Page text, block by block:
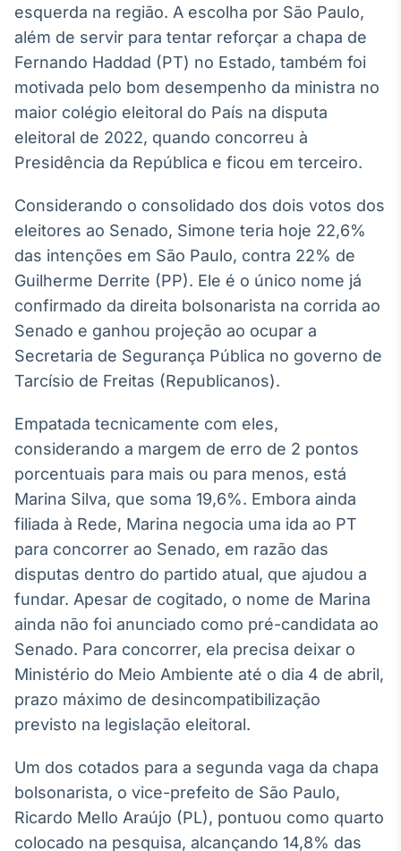
dados
Broadcast
Ticker
Cotações e
headlines de
notícias
Widgets
Componentes
para conteúdos e
funcionalidades
Broadcast
Wallboard
Conteúdos e
dados para
Curadoria
Curadoria de
conteúdos
Soluções de
Tecnologia
Broadcast
Radar
Monitoramento
inteligente de
notícias e
conteúdos
Fundos
plataforma para
analisar fundos
de investimento
no Brasil
esquerda na região. A escolha por São Paulo,
além de servir para tentar reforçar a chapa de
Fernando Haddad (PT) no Estado, também foi
motivada pelo bom desempenho da ministra no
maior colégio eleitoral do País na disputa
eleitoral de 2022, quando concorreu à
Presidência da República e ficou em terceiro.
Considerando o consolidado dos dois votos dos
eleitores ao Senado, Simone teria hoje 22,6%
das intenções em São Paulo, contra 22% de
Guilherme Derrite (PP). Ele é o único nome já
confirmado da direita bolsonarista na corrida ao
Senado e ganhou projeção ao ocupar a
Secretaria de Segurança Pública no governo de
Tarcísio de Freitas (Republicanos).
Empatada tecnicamente com eles,
considerando a margem de erro de 2 pontos
porcentuais para mais ou para menos, está
Marina Silva, que soma 19,6%. Embora ainda
filiada à Rede, Marina negocia uma ida ao PT
para concorrer ao Senado, em razão das
disputas dentro do partido atual, que ajudou a
fundar. Apesar de cogitado, o nome de Marina
ainda não foi anunciado como pré-candidata ao
Senado. Para concorrer, ela precisa deixar o
Ministério do Meio Ambiente até o dia 4 de abril,
prazo máximo de desincompatibilização
previsto na legislação eleitoral.
Um dos cotados para a segunda vaga da chapa
bolsonarista, o vice-prefeito de São Paulo,
Ricardo Mello Araújo (PL), pontuou como quarto
colocado na pesquisa, alcançando 14,8% das